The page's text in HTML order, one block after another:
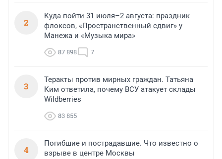
2
Куда пойти 31 июля–2 августа: праздник
флоксов, «Пространственный сдвиг» у
Манежа и «Музыка мира»
87 898 7
3
Теракты против мирных граждан. Татьяна
Ким ответила, почему ВСУ атакует склады
Wildberries
83 855
4
Погибшие и пострадавшие. Что известно о
взрыве в центре Москвы